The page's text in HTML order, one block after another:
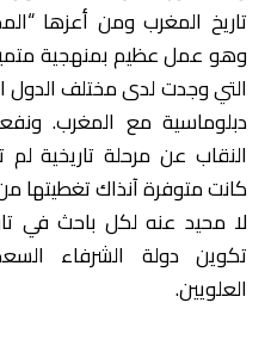
تاريخ المغرب ومن أعزها
وهو عمل عظيم بمنهجية
التي وجدت لدى مختلف الدول
دبلوماسية مع المغرب.
النقاب عن مرحلة تاريخية لم
كانت متوفرة آنذاك تغطيتها
لا محيد عنه لكل باحث في
تكوين دولة الشرفاء
العلويين.